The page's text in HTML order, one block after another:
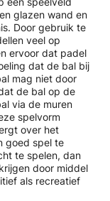
glazen wand en
Door gebruik te
veel op
ervoor dat padel
dat de bal bij
mag niet door
de bal op de
via de muren
spelvorm
over het
goed spel te
te spelen, dan
door middel
als recreatief